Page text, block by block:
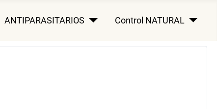
ANTIPARASITARIOS Control NATURAL